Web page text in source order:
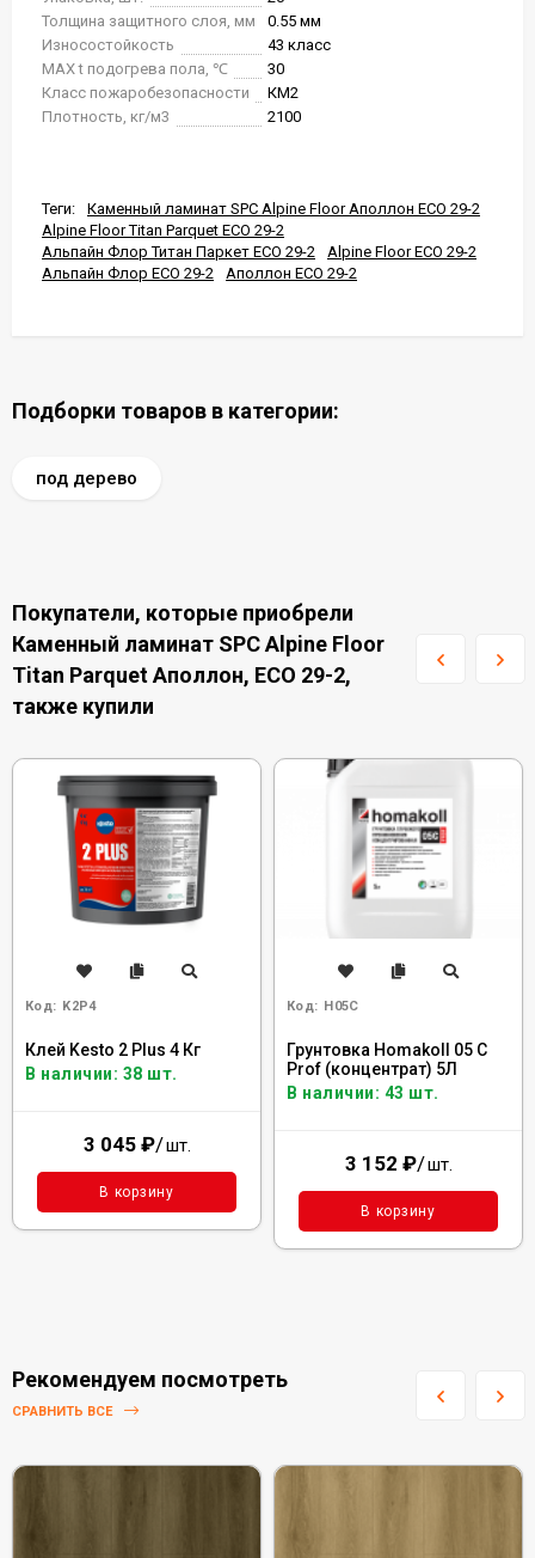
Толщина защитного слоя, мм
0.55 мм
Износостойкость
43 класс
MAX t подогрева пола, ℃
30
Класс пожаробезопасности
КМ2
Плотность, кг/м3
2100
Теги:
Каменный ламинат SPC Alpine Floor Аполлон ЕСО 29-2
Alpine Floor Titan Parquet ЕСО 29-2
Альпайн Флор Титан Паркет ЕСО 29-2
Alpine Floor ЕСО 29-2
Альпайн Флор ЕСО 29-2
Аполлон ЕСО 29-2
Подборки товаров в категории:
под дерево
Покупатели, которые приобрели
Каменный ламинат SPC Alpine Floor
Titan Parquet Аполлон, ЕСО 29-2,
также купили
Код: K2P4
Клей Kesto 2 Plus 4 Кг
В наличии: 38 шт.
3 045 ₽/шт.
В корзину
Код: H05C
Грунтовка Homakoll 05 C
Prof (концентрат) 5Л
В наличии: 43 шт.
3 152 ₽/шт.
В корзину
Рекомендуем посмотреть
СРАВНИТЬ ВСЕ